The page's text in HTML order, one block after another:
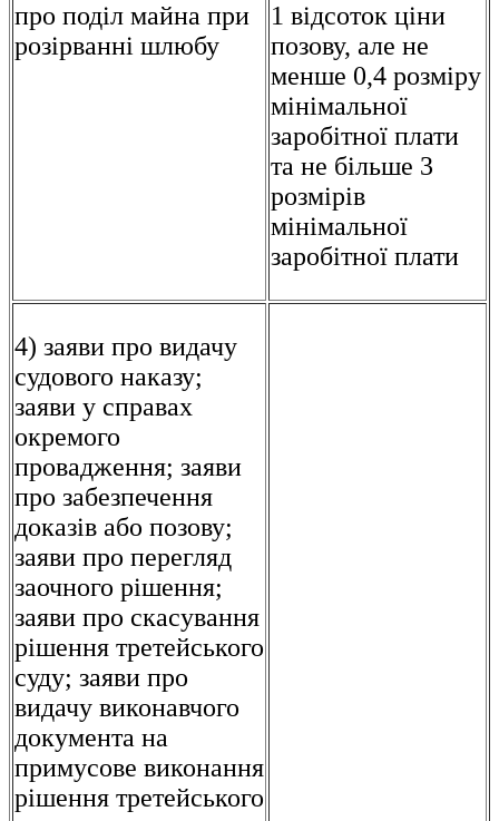
про поділ майна при
розірванні шлюбу
1 відсоток ціни
позову, але не
менше 0,4 розміру
мінімальної
заробітної плати
та не більше 3
розмірів
мінімальної
заробітної плати
4) заяви про видачу
судового наказу;
заяви у справах
окремого
провадження; заяви
про забезпечення
доказів або позову;
заяви про перегляд
заочного рішення;
заяви про скасування
рішення третейського
суду; заяви про
видачу виконавчого
документа на
примусове виконання
рішення третейського